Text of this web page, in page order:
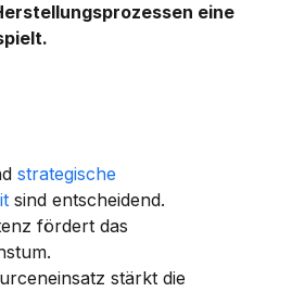
eine
strategische
sind entscheidend.
fördert das